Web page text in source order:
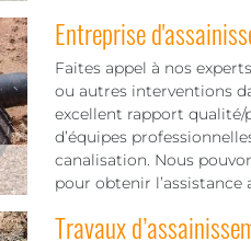
Entreprise
Faites appel à nos
ou autres interventions
excellent rapport qualité/
d’équipes
canalisation. Nous
pour obtenir
Travaux